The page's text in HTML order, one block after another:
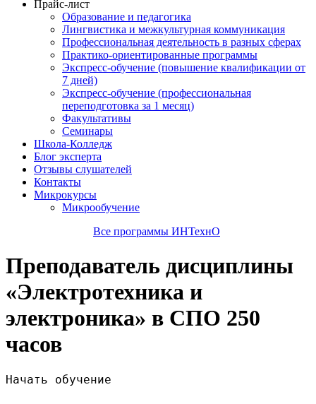
Прайс-лист
Образование и педагогика
Лингвистика и межкультурная коммуникация
Профессиональная деятельность в разных сферах
Практико-ориентированные программы
Экспресс-обучение (повышение квалификации от
7 дней)
Экспресс-обучение (профессиональная
переподготовка за 1 месяц)
Факультативы
Семинары
Школа-Колледж
Блог эксперта
Отзывы слушателей
Контакты
Микрокурсы
Микрообучение
Все программы ИНТехнО
Преподаватель дисциплины
«Электротехника и
электроника» в СПО 250
часов
Начать обучение